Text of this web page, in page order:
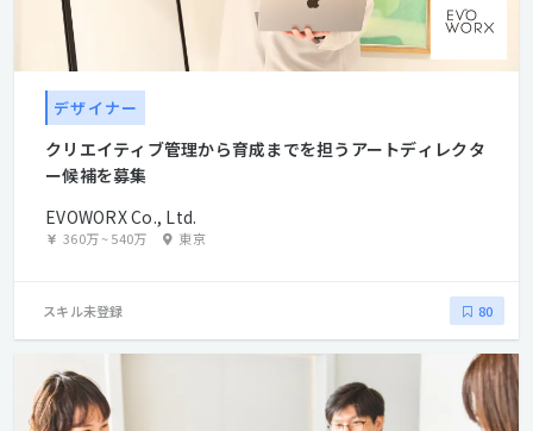
デザイナー
クリエイティブ管理から育成までを担うアートディレクタ
ー候補を募集
EVOWORX Co., Ltd.
360万~540万 東京
スキル未登録 80